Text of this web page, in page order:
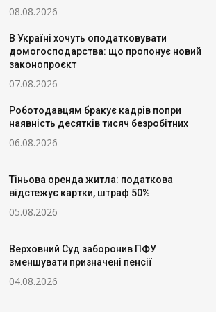
08.08.2026
В Україні хочуть оподатковувати
домогосподарства: що пропонує новий
законопроєкт
07.08.2026
Роботодавцям бракує кадрів попри
наявність десятків тисяч безробітних
06.08.2026
Тіньова оренда житла: податкова
відстежує картки, штраф 50%
05.08.2026
Верховний Суд заборонив ПФУ
зменшувати призначені пенсії
04.08.2026